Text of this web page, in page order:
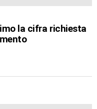
la cifra richiesta